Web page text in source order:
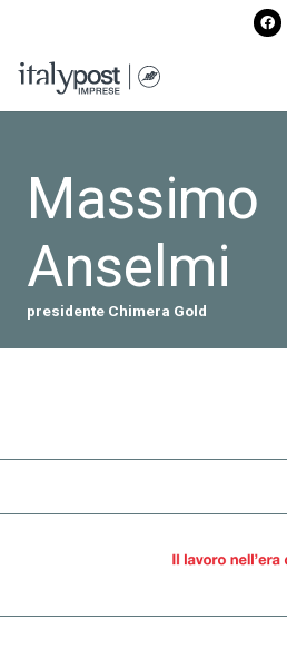
Massimo
Anselmi
presidente Chimera Gold